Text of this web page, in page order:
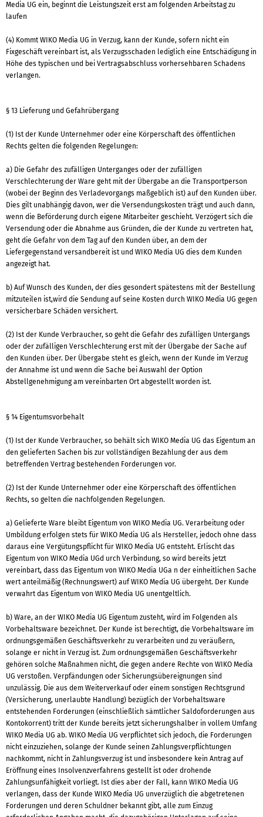
Media UG ein, beginnt die Leistungszeit erst am folgenden Arbeitstag zu
laufen
(4) Kommt WIKO Media UG in Verzug, kann der Kunde, sofern nicht ein
Fixgeschäft vereinbart ist, als Verzugsschaden lediglich eine Entschädigung in
Höhe des typischen und bei Vertragsabschluss vorhersehbaren Schadens
verlangen.
§ 13 Lieferung und Gefahrübergang
(1) Ist der Kunde Unternehmer oder eine Körperschaft des öffentlichen
Rechts gelten die folgenden Regelungen:
a) Die Gefahr des zufälligen Unterganges oder der zufälligen
Verschlechterung der Ware geht mit der Übergabe an die Transportperson
(wobei der Beginn des Verladevorgangs maßgeblich ist) auf den Kunden über.
Dies gilt unabhängig davon, wer die Versendungskosten trägt und auch dann,
wenn die Beförderung durch eigene Mitarbeiter geschieht. Verzögert sich die
Versendung oder die Abnahme aus Gründen, die der Kunde zu vertreten hat,
geht die Gefahr von dem Tag auf den Kunden über, an dem der
Liefergegenstand versandbereit ist und WIKO Media UG dies dem Kunden
angezeigt hat.
b) Auf Wunsch des Kunden, der dies gesondert spätestens mit der Bestellung
mitzuteilen ist,wird die Sendung auf seine Kosten durch WIKO Media UG gegen
versicherbare Schäden versichert.
(2) Ist der Kunde Verbraucher, so geht die Gefahr des zufälligen Untergangs
oder der zufälligen Verschlechterung erst mit der Übergabe der Sache auf
den Kunden über. Der Übergabe steht es gleich, wenn der Kunde im Verzug
der Annahme ist und wenn die Sache bei Auswahl der Option
Abstellgenehmigung am vereinbarten Ort abgestellt worden ist.
§ 14 Eigentumsvorbehalt
(1) Ist der Kunde Verbraucher, so behält sich WIKO Media UG das Eigentum an
den gelieferten Sachen bis zur vollständigen Bezahlung der aus dem
betreffenden Vertrag bestehenden Forderungen vor.
(2) Ist der Kunde Unternehmer oder eine Körperschaft des öffentlichen
Rechts, so gelten die nachfolgenden Regelungen.
a) Gelieferte Ware bleibt Eigentum von WIKO Media UG. Verarbeitung oder
Umbildung erfolgen stets für WIKO Media UG als Hersteller, jedoch ohne dass
daraus eine Vergütungspflicht für WIKO Media UG entsteht. Erlischt das
Eigentum von WIKO Media UGd urch Verbindung, so wird bereits jetzt
vereinbart, dass das Eigentum von WIKO Media UGa n der einheitlichen Sache
wert anteilmäßig (Rechnungswert) auf WIKO Media UG übergeht. Der Kunde
verwahrt das Eigentum von WIKO Media UG unentgeltlich.
b) Ware, an der WIKO Media UG Eigentum zusteht, wird im Folgenden als
Vorbehaltsware bezeichnet. Der Kunde ist berechtigt, die Vorbehaltsware im
ordnungsgemäßen Geschäftsverkehr zu verarbeiten und zu veräußern,
solange er nicht in Verzug ist. Zum ordnungsgemäßen Geschäftsverkehr
gehören solche Maßnahmen nicht, die gegen andere Rechte von WIKO Media
UG verstoßen. Verpfändungen oder Sicherungsübereignungen sind
unzulässig. Die aus dem Weiterverkauf oder einem sonstigen Rechtsgrund
(Versicherung, unerlaubte Handlung) bezüglich der Vorbehaltsware
entstehenden Forderungen (einschließlich sämtlicher Saldoforderungen aus
Kontokorrent) tritt der Kunde bereits jetzt sicherungshalber in vollem Umfang
WIKO Media UG ab. WIKO Media UG verpflichtet sich jedoch, die Forderungen
nicht einzuziehen, solange der Kunde seinen Zahlungsverpflichtungen
nachkommt, nicht in Zahlungsverzug ist und insbesondere kein Antrag auf
Eröffnung eines Insolvenzverfahrens gestellt ist oder drohende
Zahlungsunfähigkeit vorliegt. Ist dies aber der Fall, kann WIKO Media UG
verlangen, dass der Kunde WIKO Media UG unverzüglich die abgetretenen
Forderungen und deren Schuldner bekannt gibt, alle zum Einzug